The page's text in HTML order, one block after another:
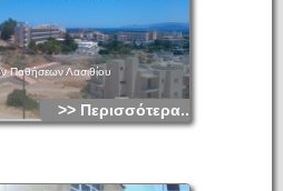
Παθήσεων Λασιθίου
>> Περισσότερα...